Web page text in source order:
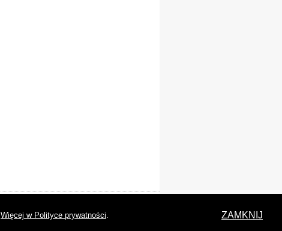
Więcej w Polityce prywatności. ZAMKNIJ